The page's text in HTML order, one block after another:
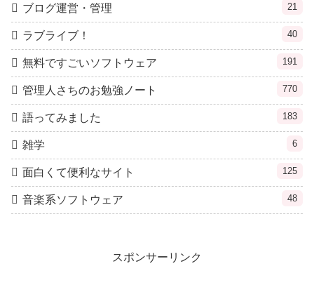
ブログ運営・管理 21
ラブライブ！ 40
無料ですごいソフトウェア 191
管理人さちのお勉強ノート 770
語ってみました 183
雑学 6
面白くて便利なサイト 125
音楽系ソフトウェア 48
スポンサーリンク